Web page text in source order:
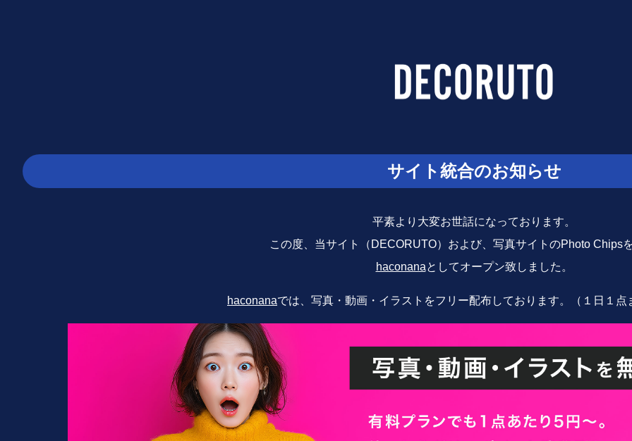
サイト統合のお知らせ
平素より大変お世話になっております。
この度、当サイト（DECORUTO）および、写真サイトのPhoto Chips
haconanaとしてオープン致しました。
haconanaでは、写真・動画・イラストをフリー配布しております。（１日１点